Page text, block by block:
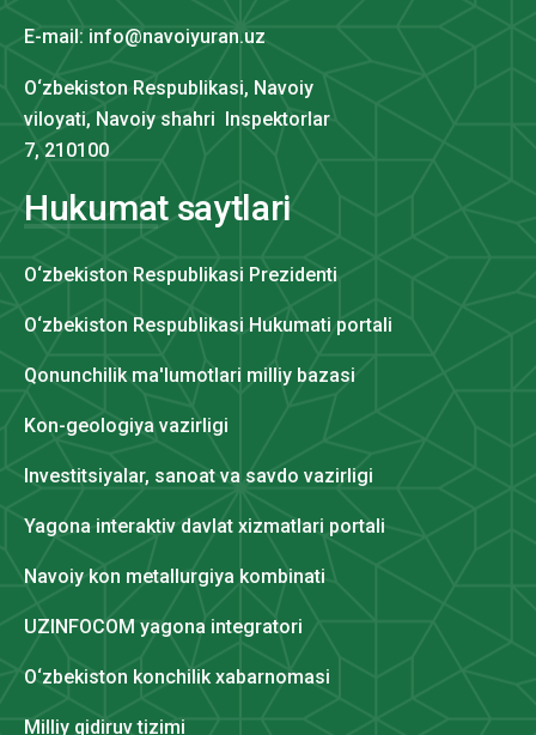
E-mail: info@navoiyuran.uz
O‘zbekiston Respublikasi, Navoiy
viloyati, Navoiy shahri Inspektorlar
7, 210100
Hukumat saytlari
O‘zbekiston Respublikasi Prezidenti
O‘zbekiston Respublikasi Hukumati portali
Qonunchilik ma'lumotlari milliy bazasi
Kon-geologiya vazirligi
Investitsiyalar, sanoat va savdo vazirligi
Yagona interaktiv davlat xizmatlari portali
Navoiy kon metallurgiya kombinati
UZINFOCOM yagona integratori
O‘zbekiston konchilik xabarnomasi
Milliy qidiruv tizimi